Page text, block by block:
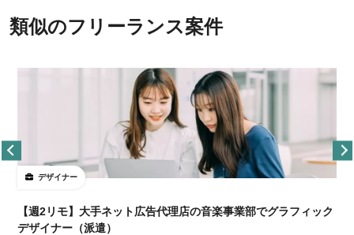
類似のフリーランス案件
デザイナー
【週2リモ】大手ネット広告代理店の音楽事業部でグラフィック
デザイナー（派遣）